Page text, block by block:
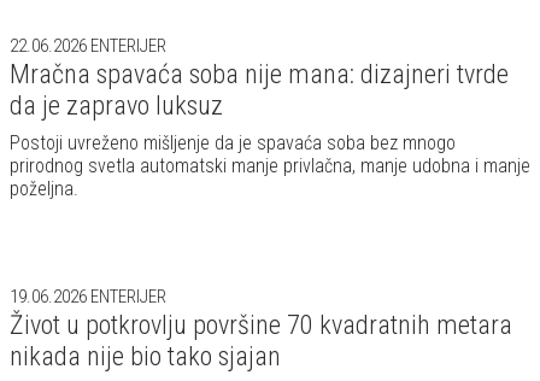
22.06.2026 ENTERIJER
Mračna spavaća soba nije mana: dizajneri tvrde
da je zapravo luksuz
Postoji uvreženo mišljenje da je spavaća soba bez mnogo
prirodnog svetla automatski manje privlačna, manje udobna i manje
poželjna.
19.06.2026 ENTERIJER
Život u potkrovlju površine 70 kvadratnih metara
nikada nije bio tako sjajan